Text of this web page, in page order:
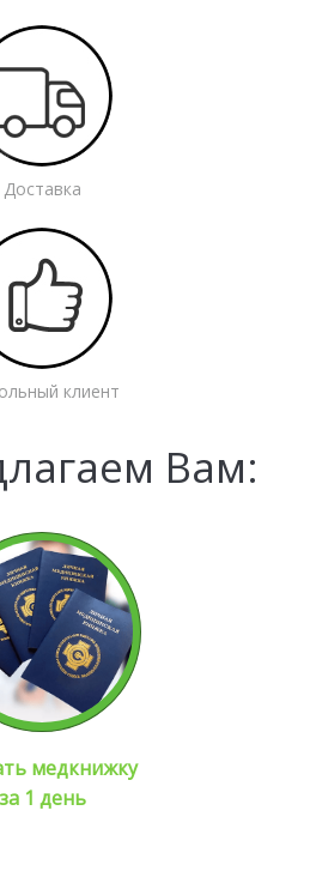
Доставка
клиент
Вам:
медкнижку
за 1 день